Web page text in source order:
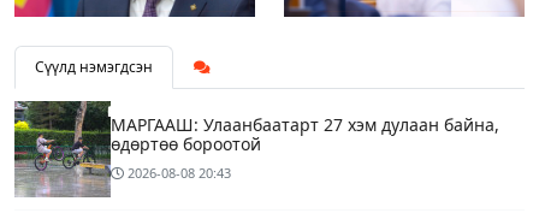
Сүүлд нэмэгдсэн
МАРГААШ: Улаанбаатарт 27 хэм дулаан байна,
өдөртөө бороотой
2026-08-08 20:43